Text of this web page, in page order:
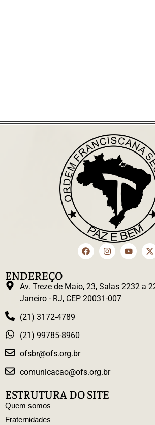
ENDEREÇO
Av. Treze de Maio, 23, Salas 2232 a
Janeiro - RJ, CEP 20031-007
(21) 3172-4789
(21) 99785-8960
ofsbr@ofs.org.br
comunicacao@ofs.org.br
ESTRUTURA DO SITE
Quem somos
Fraternidades